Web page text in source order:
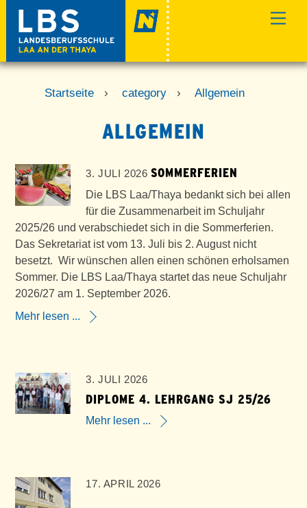
content
Startseite › category › Allgemein
ALLGEMEIN
3. JULI 2026 SOMMERFERIEN
Die LBS Laa/Thaya bedankt sich bei allen
für die Zusammenarbeit im Schuljahr
2025/26 und verabschiedet sich in die Sommerferien.
Das Sekretariat ist vom 13. Juli bis 2. August nicht
besetzt. Wir wünschen allen einen schönen erholsamen
Sommer. Die LBS Laa/Thaya startet das neue Schuljahr
2026/27 am 1. September 2026.
Mehr lesen ...
3. JULI 2026
DIPLOME 4. LEHRGANG SJ 25/26
Mehr lesen ...
17. APRIL 2026